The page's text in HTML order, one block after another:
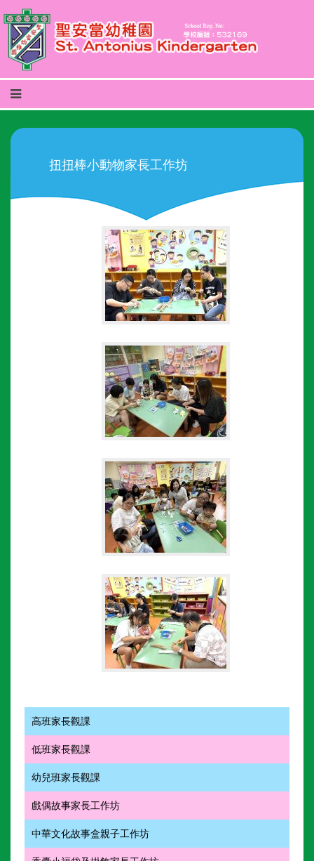
扭扭棒小動物家長工作坊
高班家長觀課
低班家長觀課
幼兒班家長觀課
戲偶故事家長工作坊
中華文化故事盒親子工作坊